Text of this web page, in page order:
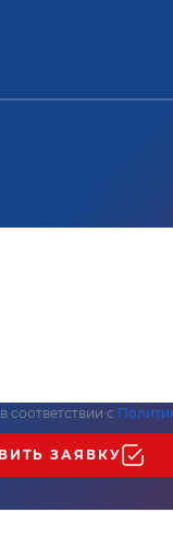
в соответствии с
ЗАЯВКУ